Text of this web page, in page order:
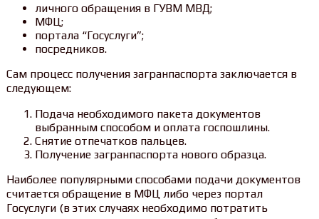
личного обращения в ГУВМ МВД;
МФЦ;
портала “Госуслуги”;
посредников.
Сам процесс получения загранпаспорта заключается в
следующем:
Подача необходимого пакета документов
выбранным способом и оплата госпошлины.
Снятие отпечатков пальцев.
Получение загранпаспорта нового образца.
Наиболее популярными способами подачи документов
считается обращение в МФЦ либо через портал
Госуслуги (в этих случаях необходимо потратить